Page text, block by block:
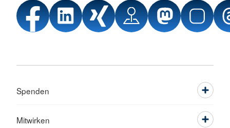
Spenden
Mitwirken